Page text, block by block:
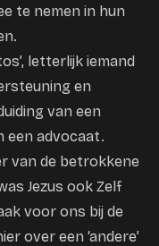
te nemen in hun
letterlijk iemand
en
van een
een advocaat.
van de betrokkene
Jezus ook Zelf
voor ons bij de
over een ‘andere’